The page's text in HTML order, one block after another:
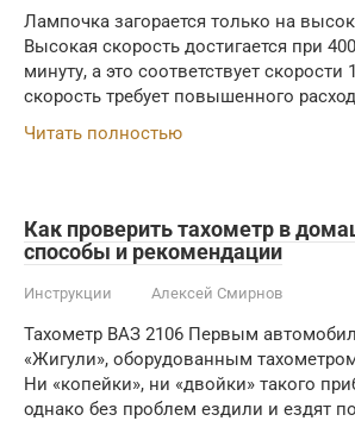
Лампочка загорается только на
Высокая скорость достигается при
минуту, а это соответствует скорости
скорость требует повышенного
Читать полностью
Как проверить тахометр в
способы и рекомендации
Инструкции Алексей Смирнов
Тахометр ВАЗ 2106 Первым
«Жигули», оборудованным
Ни «копейки», ни «двойки» такого
однако без проблем ездили и ездят по